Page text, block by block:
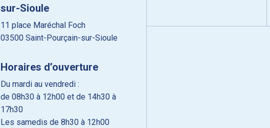
sur-Sioule
11 place Maréchal Foch
03500 Saint-Pourçain-sur-Sioule
Horaires d’ouverture
Du mardi au vendredi :
de 08h30 à 12h00 et de 14h30 à
17h30
Les samedis de 8h30 à 12h00